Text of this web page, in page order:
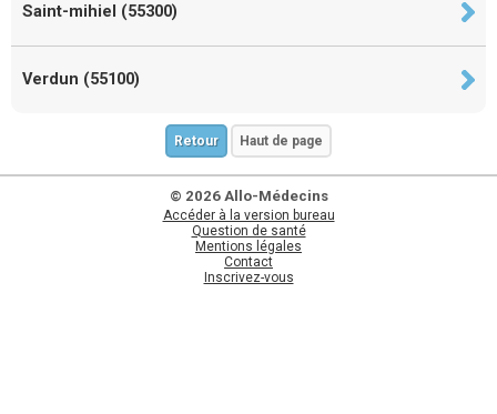
Saint-mihiel (55300)
Verdun (55100)
Retour Haut de page
© 2026 Allo-Médecins
Accéder à la version bureau
Question de santé
Mentions légales
Contact
Inscrivez-vous